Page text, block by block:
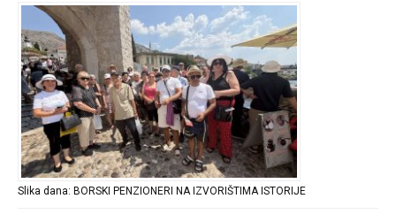
Slika dana: BORSKI PENZIONERI NA IZVORIŠTIMA ISTORIJE